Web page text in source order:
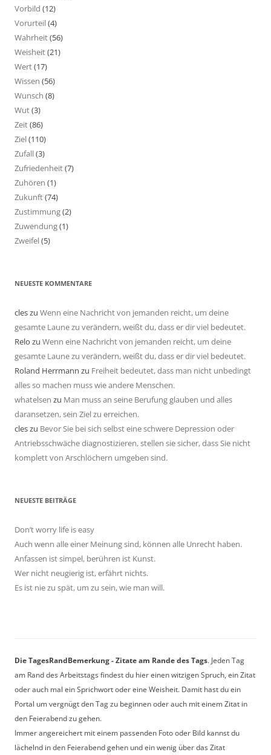
Vorbild (12)
Vorurteil(4)
Wahrheit(56)
Weisheit(21)
Wert(17)
Wissen (56)
Wunsch (8)
Wut(3)
Zeit(86)
Ziel(110)
Zufall(3)
Zufriedenheit(7)
Zuhören (1)
Zukunft(74)
Zustimmung(2)
Zuwendung(1)
Zweifel(5)
NEUESTE KOMMENTARE
cleszu Wenn eine Nachricht von jemanden reicht, um deine
gesamte Laune zu verändern, weißt du, dass er dir viel bedeutet.
Relo zu Wenn eine Nachricht von jemanden reicht, um deine
gesamte Laune zu verändern, weißt du, dass er dir viel bedeutet.
Roland Herrmann zu Freiheit bedeutet, dass man nicht unbedingt
alles so machen muss wie andere Menschen.
whatelsen zu Man muss an seine Berufung glauben und alles
daransetzen, sein Ziel zu erreichen.
cleszu Bevor Sie bei sich selbst eine schwere Depression oder
Antriebsschwäche diagnostizieren, stellen sie sicher, dass Sie nicht
komplett von Arschlöchern umgeben sind.
NEUESTE BEITRÄGE
Don’t worry life is easy
Auch wenn alle einer Meinung sind, können alle Unrecht haben.
Anfassen ist simpel, berühren ist Kunst.
Wer nicht neugierig ist, erfährt nichts.
Es ist nie zu spät, um zu sein, wie man will.
Die TagesRandBemerkung - Zitate am Rande des Tags. Jeden Tag
am Rand des Arbeitstags findest du hier einen witzigen Spruch, ein Zitat
oder auch mal ein Sprichwort oder eine Weisheit. Damit hast du ein
Portal um vergnügt den Tag zu beginnen oder auch mit einem Zitat in
den Feierabend zu gehen.
Immer angereichert mit einem passenden Foto oder Bild kannst du
lächelnd in den Feierabend gehen und ein wenig über das Zitat